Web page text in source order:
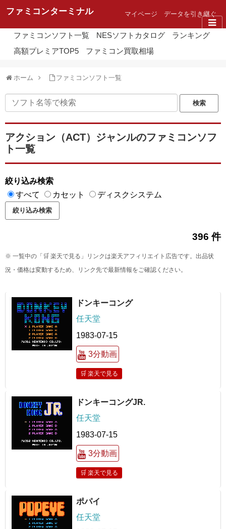
ファミコンターミナル マイページ データを引き継ぐ
ファミコンソフト一覧 NESソフトカタログ
ランキング
高額プレミアTOP5
ファミコン買取相場
ホーム ファミコンソフト一覧
アクション（ACT）ジャンルのファミコンソフ
ト一覧
絞り込み検索
すべて
カセット ディスクシステム
396 件
※ 一覧中の「🛒 楽天で見る」リンクは楽天アフィリエイト広告です。出品状
況・価格は変動するため、リンク先で最新情報をご確認ください。
ドンキーコング
任天堂
1983-07-15
3分動画
🛒 楽天で見る
ドンキーコングJR.
任天堂
1983-07-15
3分動画
🛒 楽天で見る
ポパイ
任天堂